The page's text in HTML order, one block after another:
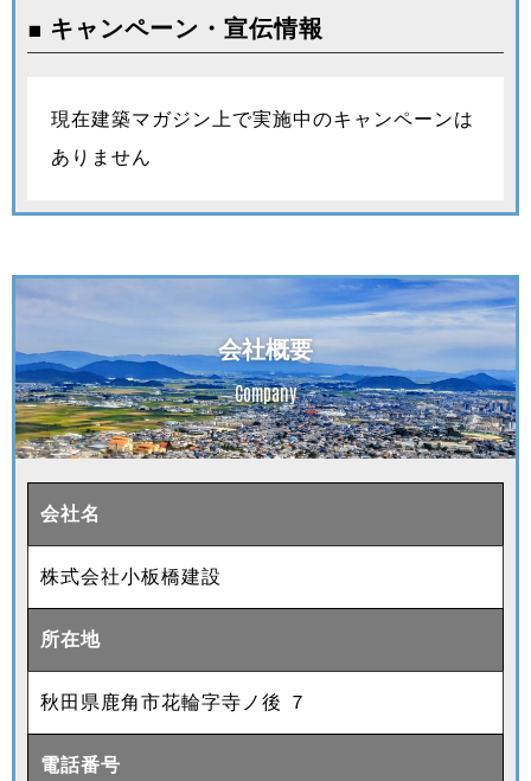
■ キャンペーン・宣伝情報
現在建築マガジン上で実施中のキャンペーンは
ありません
会社概要
Company
会社名
株式会社小板橋建設
所在地
秋田県鹿角市花輪字寺ノ後 ７
電話番号